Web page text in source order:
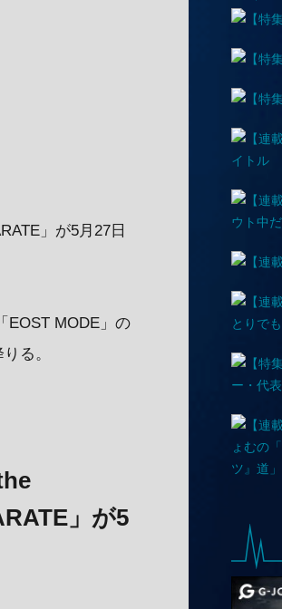
」が5月27日
EOST MODE」の
る。
」が5